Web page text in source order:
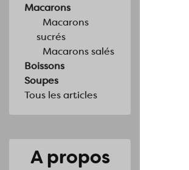
Macarons
Macarons
sucrés
Macarons salés
Boissons
Soupes
Tous les articles
A propos